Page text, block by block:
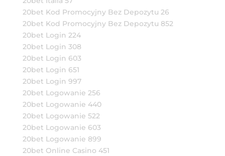
20bet Kod Promocyjny Bez Depozytu 26
20bet Kod Promocyjny Bez Depozytu 852
20bet Login 224
20bet Login 308
20bet Login 603
20bet Login 651
20bet Login 997
20bet Logowanie 256
20bet Logowanie 440
20bet Logowanie 522
20bet Logowanie 603
20bet Logowanie 899
20bet Online Casino 451